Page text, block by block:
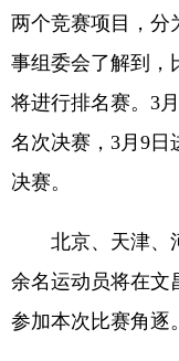
两个竞赛项目，分
事组委会了解到，
将进行排名赛。3
名次决赛，3月9日
决赛。
北京、天津、河
余名运动员将在文
参加本次比赛角逐。